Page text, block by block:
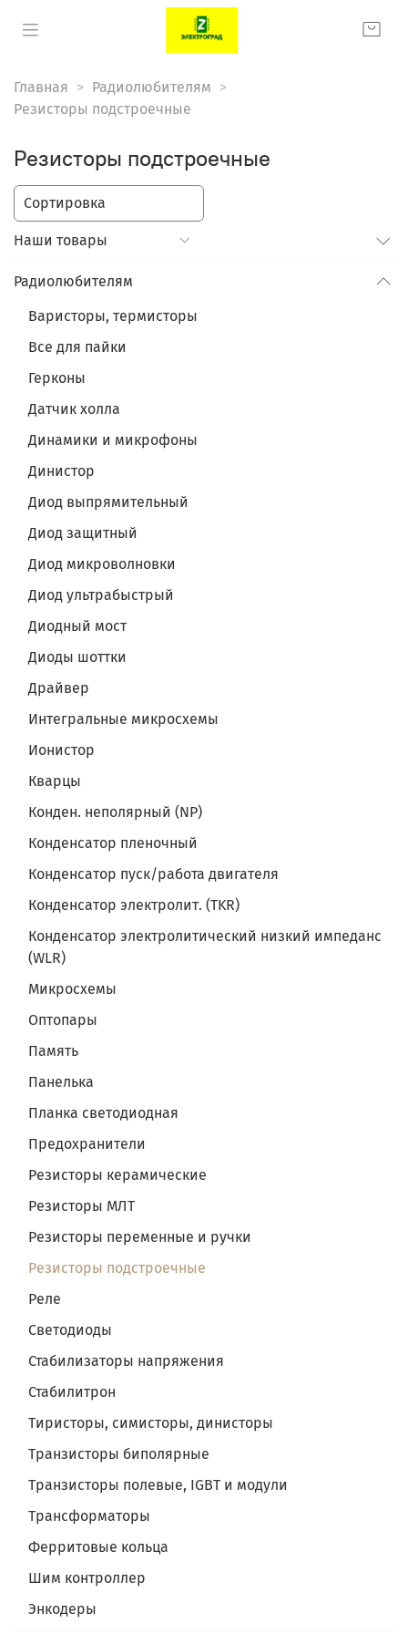
Главная
Радиолюбителям
Резисторы подстроечные
Резисторы подстроечные
Наши товары
Радиолюбителям
Варисторы, термисторы
Все для пайки
Герконы
Датчик холла
Динамики и микрофоны
Динистор
Диод выпрямительный
Диод защитный
Диод микроволновки
Диод ультрабыстрый
Диодный мост
Диоды шоттки
Драйвер
Интегральные микросхемы
Ионистор
Кварцы
Конден. неполярный (NP)
Конденсатор пленочный
Конденсатор пуск/работа двигателя
Конденсатор электролит. (TKR)
Конденсатор электролитический низкий импеданс
(WLR)
Микросхемы
Оптопары
Память
Панелька
Планка светодиодная
Предохранители
Резисторы керамические
Резисторы МЛТ
Резисторы переменные и ручки
Резисторы подстроечные
Реле
Светодиоды
Стабилизаторы напряжения
Стабилитрон
Тиристоры, симисторы, динисторы
Транзисторы биполярные
Транзисторы полевые, IGBT и модули
Трансформаторы
Ферритовые кольца
Шим контроллер
Энкодеры